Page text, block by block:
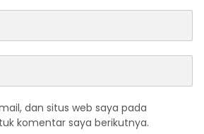
dan situs web saya pada
komentar saya berikutnya.